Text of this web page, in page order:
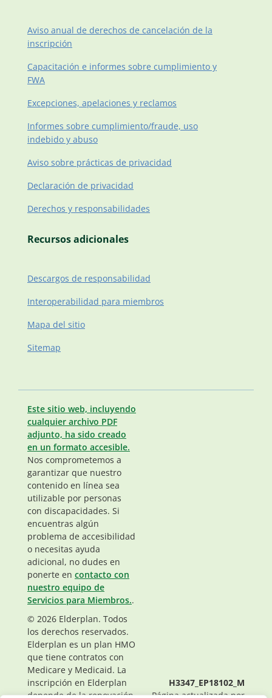
Aviso anual de derechos de cancelación de la
inscripción
Capacitación e informes sobre cumplimiento y
FWA
Excepciones, apelaciones y reclamos
Informes sobre cumplimiento/fraude, uso
indebido y abuso
Aviso sobre prácticas de privacidad
Declaración de privacidad
Derechos y responsabilidades
Recursos adicionales
Descargos de responsabilidad
Interoperabilidad para miembros
Mapa del sitio
Sitemap
Este sitio web, incluyendo
cualquier archivo PDF
adjunto, ha sido creado
en un formato accesible.
Nos comprometemos a
garantizar que nuestro
contenido en línea sea
utilizable por personas
con discapacidades. Si
encuentras algún
problema de accesibilidad
o necesitas ayuda
adicional, no dudes en
ponerte en contacto con
nuestro equipo de
Servicios para Miembros..
© 2026 Elderplan. Todos
los derechos reservados.
Elderplan es un plan HMO
que tiene contratos con
Medicare y Medicaid. La
inscripción en Elderplan
depende de la renovación
H3347_EP18102_M
Página actualizada por